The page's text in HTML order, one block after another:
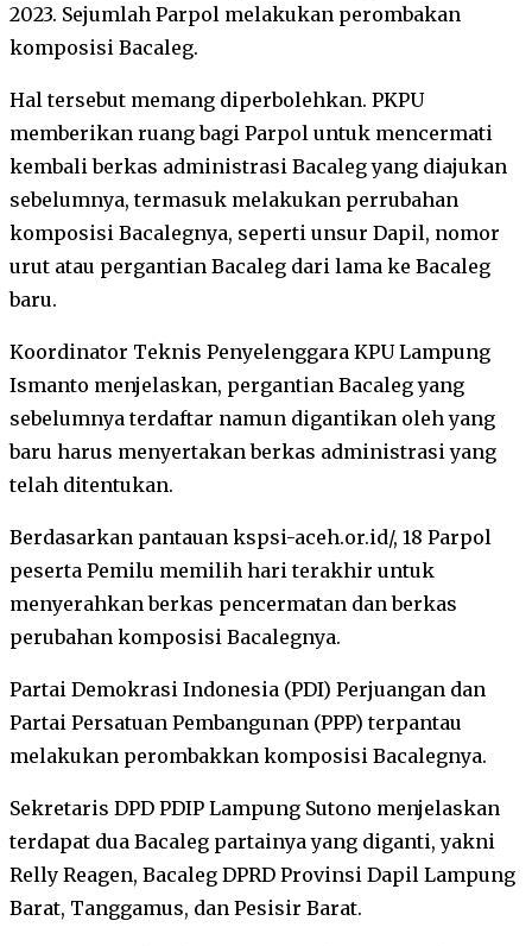
2023. Sejumlah Parpol melakukan perombakan
komposisi Bacaleg.
Hal tersebut memang diperbolehkan. PKPU
memberikan ruang bagi Parpol untuk mencermati
kembali berkas administrasi Bacaleg yang diajukan
sebelumnya, termasuk melakukan perrubahan
komposisi Bacalegnya, seperti unsur Dapil, nomor
urut atau pergantian Bacaleg dari lama ke Bacaleg
baru.
Koordinator Teknis Penyelenggara KPU Lampung
Ismanto menjelaskan, pergantian Bacaleg yang
sebelumnya terdaftar namun digantikan oleh yang
baru harus menyertakan berkas administrasi yang
telah ditentukan.
Berdasarkan pantauan kspsi-aceh.or.id/, 18 Parpol
peserta Pemilu memilih hari terakhir untuk
menyerahkan berkas pencermatan dan berkas
perubahan komposisi Bacalegnya.
Partai Demokrasi Indonesia (PDI) Perjuangan dan
Partai Persatuan Pembangunan (PPP) terpantau
melakukan perombakkan komposisi Bacalegnya.
Sekretaris DPD PDIP Lampung Sutono menjelaskan
terdapat dua Bacaleg partainya yang diganti, yakni
Relly Reagen, Bacaleg DPRD Provinsi Dapil Lampung
Barat, Tanggamus, dan Pesisir Barat.